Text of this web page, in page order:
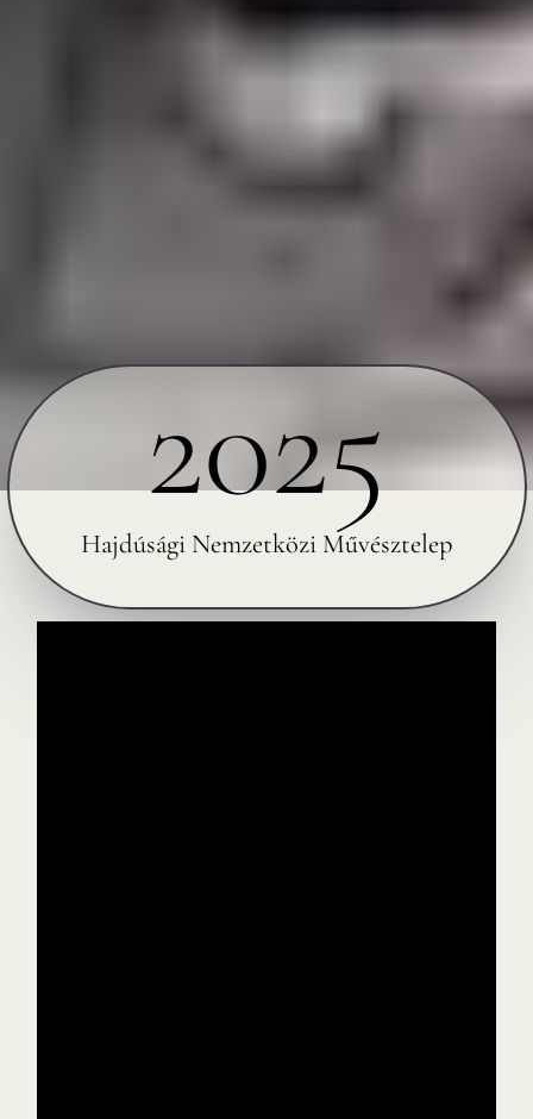
2025
Hajdúsági Nemzetközi Művésztelep